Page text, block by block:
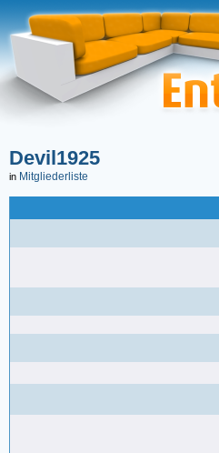
Devil1925
in Mitgliederliste